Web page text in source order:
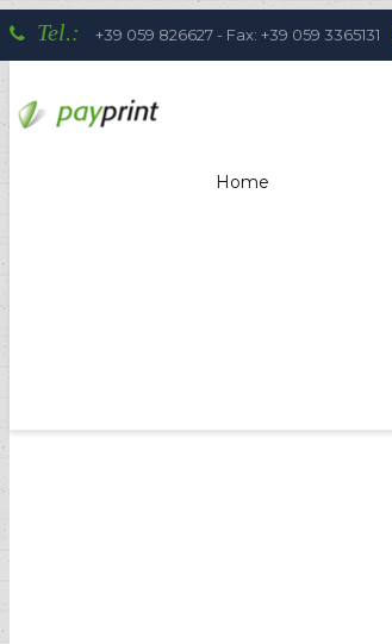
Tel.: +39 059 826627 - Fax: +39 059 3365131
Home
La competenza di